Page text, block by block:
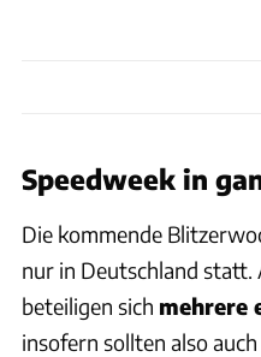
Speedweek in
Die kommende
nur in Deutschland statt.
beteiligen sich mehrere
insofern sollten also